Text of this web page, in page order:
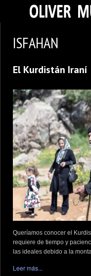
FOTOGRAFIAS
CONTACTO
ISFAHAN
El Kurdistán Iraní
Queríamos conocer el
requiere de tiempo y
las ideales debido a la
Leer más...